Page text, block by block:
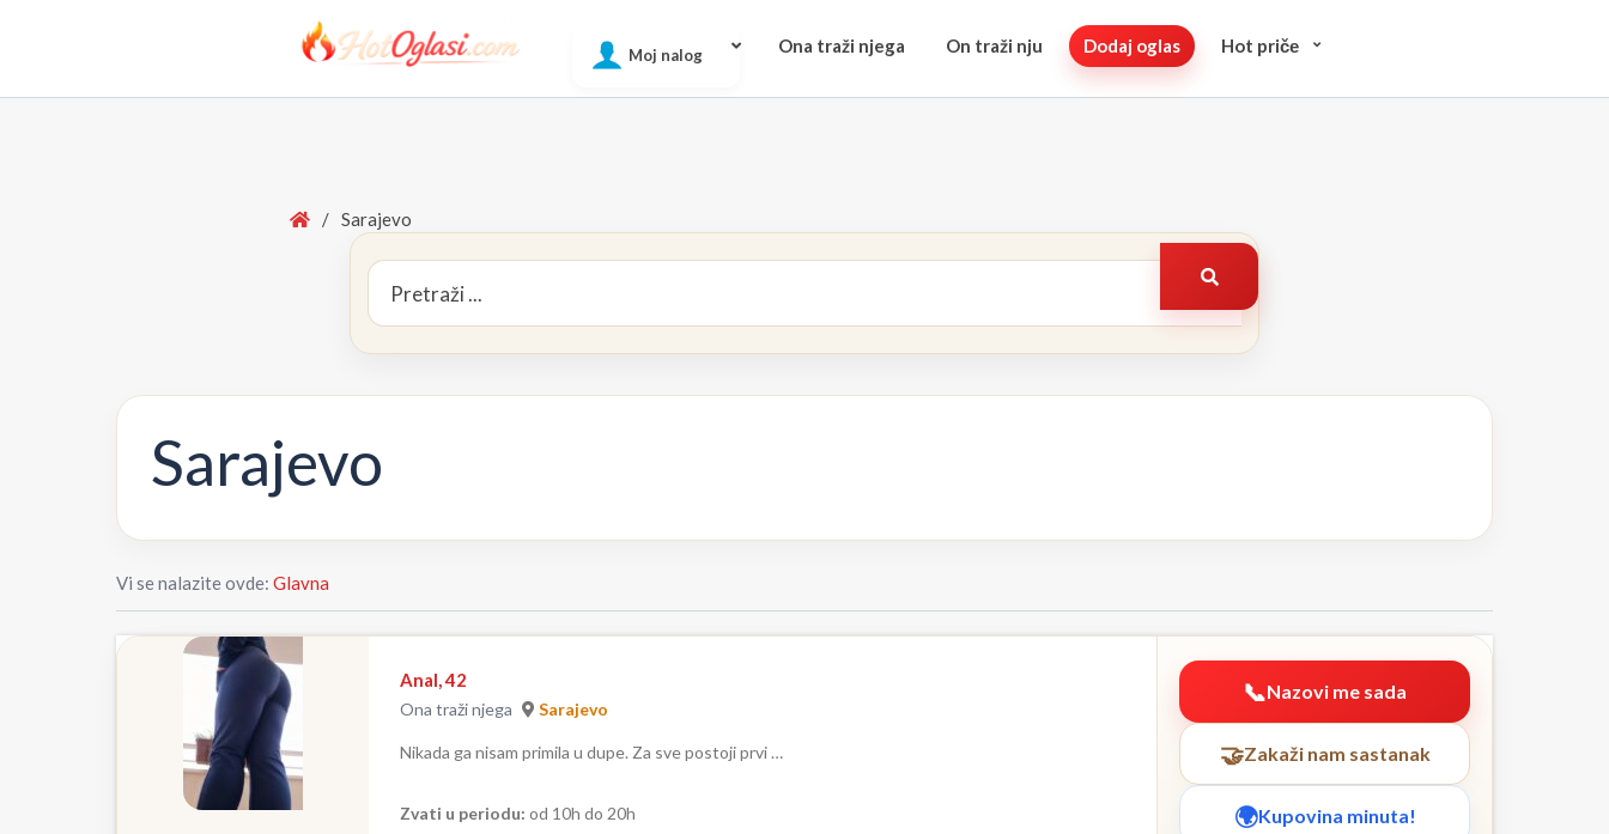
Moj nalog Ona traži njega On traži nju Dodaj oglas Hot pričе
Home
/ Sarajevo
Search
for:
Sarajevo
Vi se nalazite ovde: Glavna
Anal, 42
Ona traži njega Sarajevo
Nikada ga nisam primila u dupe. Za sve postoji prvi …
Zvati u periodu: od 10h do 20h
Nazovi me sada
Zakaži nam sastanak
Kupovina minuta!